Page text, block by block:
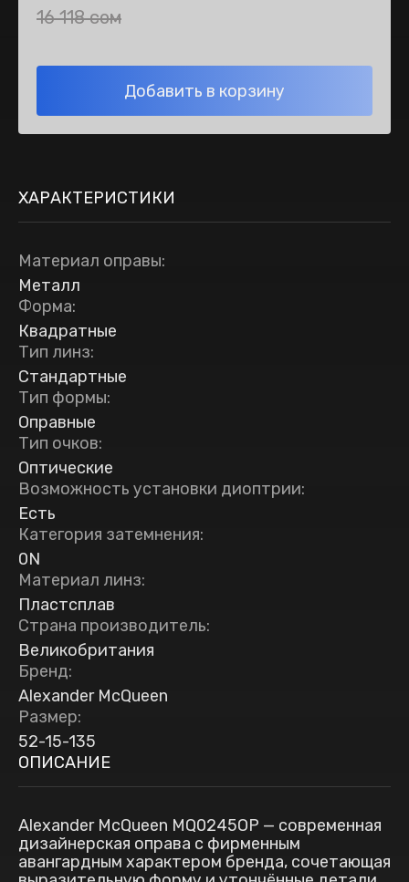
16 118 сом
Добавить в корзину
ХАРАКТЕРИСТИКИ
Материал оправы:
Металл
Форма:
Квадратные
Тип линз:
Стандартные
Тип формы:
Оправные
Тип очков:
Оптические
Возможность установки диоптрии:
Есть
Категория затемнения:
0N
Материал линз:
Пластсплав
Страна производитель:
Великобритания
Бренд:
Alexander McQueen
Размер:
52-15-135
ОПИСАНИЕ
Alexander McQueen MQ0245OP — современная
дизайнерская оправа с фирменным
авангардным характером бренда, сочетающая